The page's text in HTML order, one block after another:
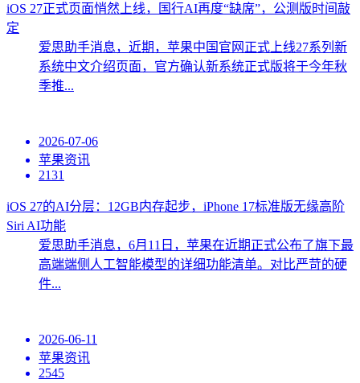
iOS 27正式页面悄然上线，国行AI再度“缺席”，公测版时间敲
定
爱思助手消息，近期，苹果中国官网正式上线27系列新
系统中文介绍页面，官方确认新系统正式版将于今年秋
季推...
2026-07-06
苹果资讯
2131
iOS 27的AI分层：12GB内存起步，iPhone 17标准版无缘高阶
Siri AI功能
爱思助手消息，6月11日，苹果在近期正式公布了旗下最
高端端侧人工智能模型的详细功能清单。对比严苛的硬
件...
2026-06-11
苹果资讯
2545